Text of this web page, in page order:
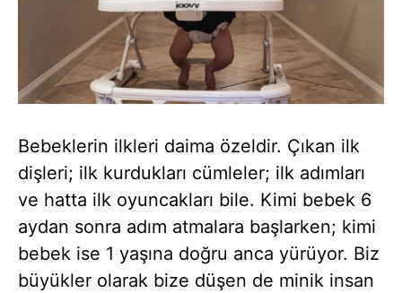
Bebeklerin ilkleri daima özeldir. Çıkan ilk
dişleri; ilk kurdukları cümleler; ilk adımları
ve hatta ilk oyuncakları bile. Kimi bebek 6
aydan sonra adım atmalara başlarken; kimi
bebek ise 1 yaşına doğru anca yürüyor. Biz
büyükler olarak bize düşen de minik insan